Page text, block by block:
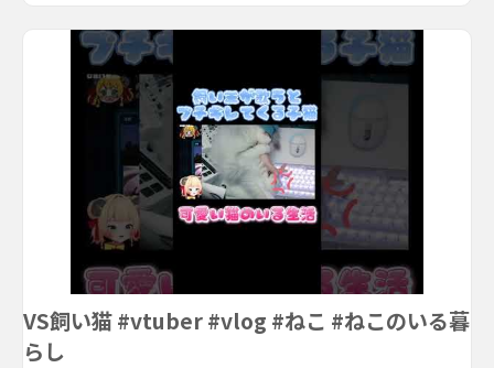
VS飼い猫 #vtuber #vlog #ねこ #ねこのいる暮
らし